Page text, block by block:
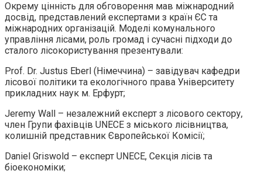
Окрему цінність для обговорення мав міжнародний
досвід, представлений експертами з країн ЄС та
міжнародних організацій. Моделі комунального
управління лісами, роль громад і сучасні підходи до
сталого лісокористування презентували:
Prof. Dr. Justus Eberl (Німеччина) – завідувач кафедри
лісової політики та екологічного права Університету
прикладних наук м. Ерфурт;
Jeremy Wall – незалежний експерт з лісового сектору,
член Групи фахівців UNECE з міського лісівництва,
колишній представник Європейської Комісії;
Daniel Griswold – експерт UNECE, Секція лісів та
біоекономіки;